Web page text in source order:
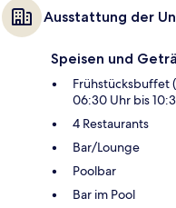
Ausstattung der
Speisen und
Frühstücksbuffet
06:30 Uhr bis
4 Restaurants
Bar/Lounge
Poolbar
Bar im Pool